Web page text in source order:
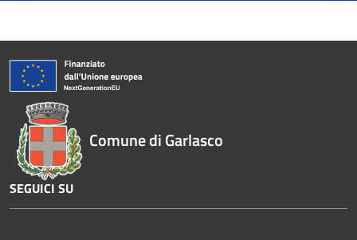
Comune di Garlasco
SEGUICI SU